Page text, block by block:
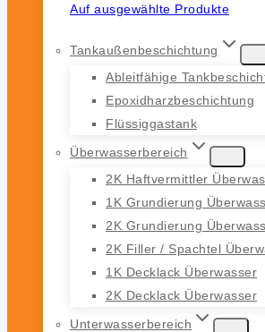
Auf ausgewählte Produkte
Tankaußenbeschichtung
Ableitfähige
Epoxidharzbeschichtung
Flüssiggastank
Überwasserbereich
2K Haftvermittler
1K Grundierung
2K Grundierung
2K Filler / Spachtel
1K Decklack Überwasser
2K Decklack Überwasser
Unterwasserbereich